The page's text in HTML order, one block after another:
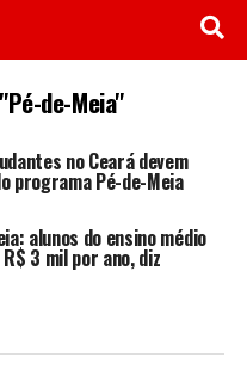
de-Meia"
no Ceará devem
programa Pé-de-Meia
alunos do ensino médio
3 mil por ano, diz